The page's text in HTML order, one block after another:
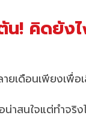
! คิดยังไ
ยเดือนเพียงเพื่
สนใจแต่ทำจริง